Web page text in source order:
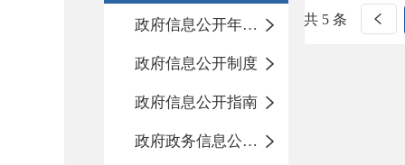
政府信息公开年度报告
政府信息公开制度
政府信息公开指南
政府政务信息公开目录
共 5 条